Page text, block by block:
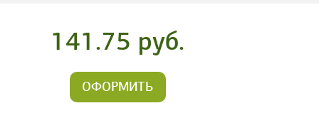
141.75 руб.
ОФОРМИТЬ